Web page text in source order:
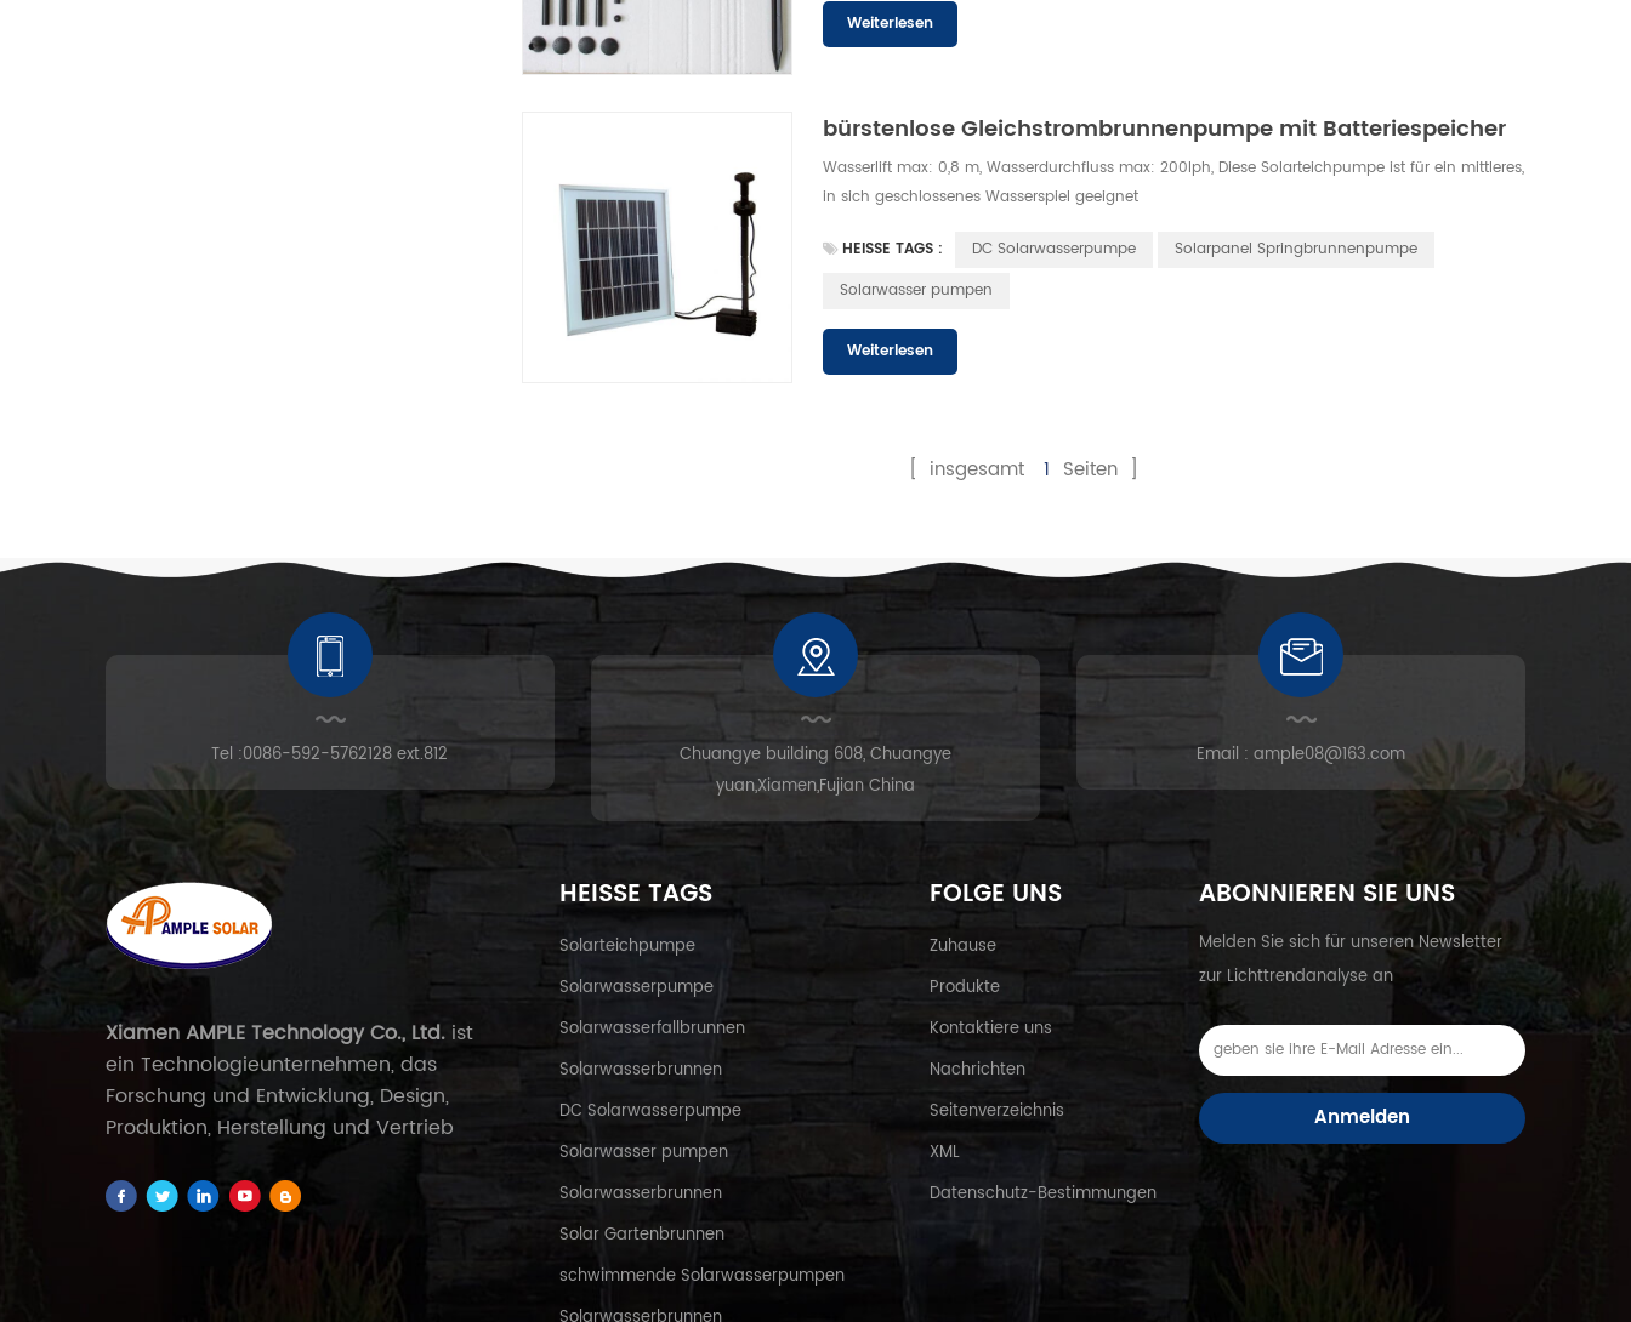
Weiterlesen
bürstenlose Gleichstrombrunnenpumpe mit Batteriespeicher
Wasserlift max: 0,8 m, Wasserdurchfluss max: 200lph, Diese Solarteichpumpe ist für ein mittleres,
in sich geschlossenes Wasserspiel geeignet
HEISSE TAGS : DC Solarwasserpumpe
Solarpanel Springbrunnenpumpe
Solarwasser pumpen
Weiterlesen
[ insgesamt 1 Seiten ]
Tel :0086-592-5762128 ext.812
Chuangye building 608, Chuangye
yuan,Xiamen,Fujian China
Email : ample08@163.com
Xiamen AMPLE Technology Co., Ltd. ist
ein Technologieunternehmen, das
Forschung und Entwicklung, Design,
Produktion, Herstellung und Vertrieb
Produkte integriert. Das Unternehmen
verfügt über eine Reihe patentierter
Technologien, die unabhängig
HEISSE TAGS
Solarteichpumpe
Solarwasserpumpe
Solarwasserfallbrunnen
Solarwasserbrunnen
DC Solarwasserpumpe
Solarwasser pumpen
Solarwasserbrunnen
Solar Gartenbrunnen
schwimmende Solarwasserpumpen
FOLGE UNS
Zuhause
Produkte
Kontaktiere uns
Nachrichten
Seitenverzeichnis
XML
Datenschutz-Bestimmungen
ABONNIEREN SIE UNS
Melden Sie sich für unseren Newsletter
zur Lichttrendanalyse an
Anmelden